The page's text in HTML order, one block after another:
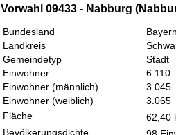
Vorwahl 09433 - Nabburg
Bundesland
Landkreis
Gemeindetyp
Stadt
Einwohner
6.110
Einwohner (männlich)
3.045
Einwohner (weiblich)
3.065
Fläche
62,40
Bevölkerungsdichte